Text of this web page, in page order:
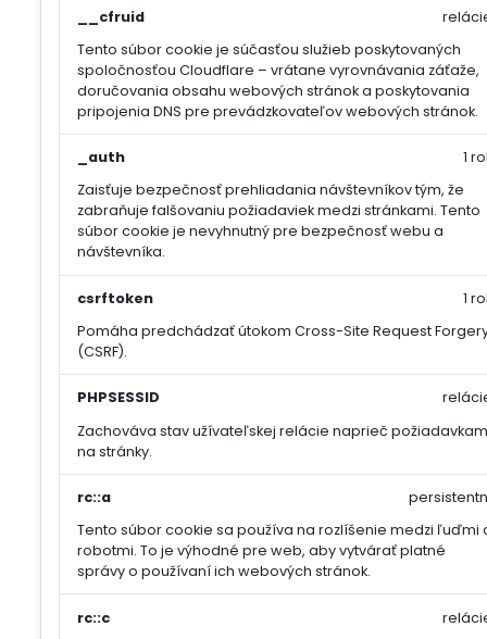
__cfruid
Tento súbor cookie je súčasťou služieb poskytovaných
spoločnosťou Cloudflare – vrátane vyrovnávania záťaže,
doručovania obsahu webových stránok a poskytovania
pripojenia DNS pre prevádzkovateľov webových stránok.
_auth
Zaisťuje bezpečnosť prehliadania návštevníkov tým, že
zabraňuje falšovaniu požiadaviek medzi stránkami. Tento
súbor cookie je nevyhnutný pre bezpečnosť webu a
návštevníka.
1
csrftoken
Pomáha predchádzať útokom Cross-Site Request
(CSRF).
1
PHPSESSID
Zachováva stav užívateľskej relácie naprieč
na stránky.
rc::a
Tento súbor cookie sa používa na rozlíšenie medzi ľuďmi
robotmi. To je výhodné pre web, aby vytvárať platné
správy o používaní ich webových stránok.
rc::c